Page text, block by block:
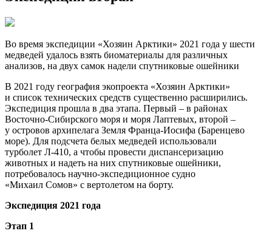
Оператор Владимир Филиппов отлично управляет не только
камерой и дроном, но и самолетом. Для экспедиции «Хозяин
Арктики» он разработал и испытал на своем самолете
сверхлегкой авиации систему видеосъемки высокого качества.
Первая конструкция работала на самолете Ла-8, через год он
усовершенствовал ее для другого воздушного судна –
турболета Л-410.
Экспедиция вторая